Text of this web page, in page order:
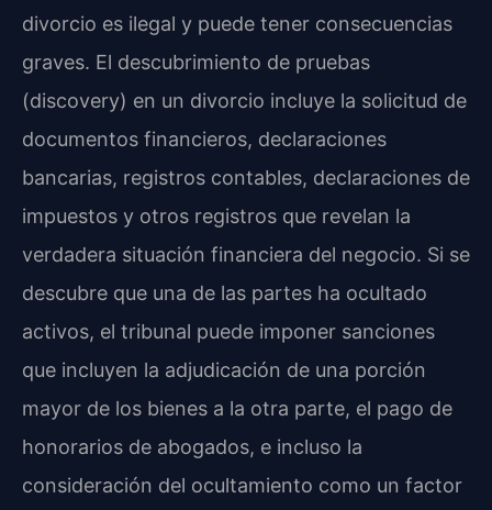
divorcio es ilegal y puede tener consecuencias
graves. El descubrimiento de pruebas
(discovery) en un divorcio incluye la solicitud de
documentos financieros, declaraciones
bancarias, registros contables, declaraciones de
impuestos y otros registros que revelan la
verdadera situación financiera del negocio. Si se
descubre que una de las partes ha ocultado
activos, el tribunal puede imponer sanciones
que incluyen la adjudicación de una porción
mayor de los bienes a la otra parte, el pago de
honorarios de abogados, e incluso la
consideración del ocultamiento como un factor